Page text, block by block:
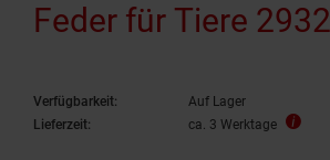
Feder für Tiere
Verfügbarkeit:
Auf Lager
Lieferzeit:
ca. 3 Werktage